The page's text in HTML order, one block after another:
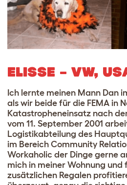
ELISSE – VW,
Ich lernte meinen Mann Dan
als wir beide für die FEMA in
Katastropheneinsatz nach
vom 11. September 2001
Logistikabteilung des
im Bereich Community
Workaholic der Dinge gerne
mich in meiner Wohnung und
zusätzlichen Regalen